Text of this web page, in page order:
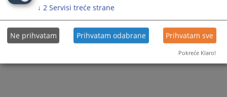
↓ 2 Servisi treće strane
Ne prihvatam Prihvatam odabrane Prihvatam sve
Pokreće Klaro!